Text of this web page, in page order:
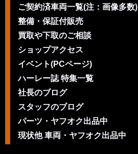
ご契約済車両一覧(注：画像多数)
整備・保証付販売
買取や下取のご相談
ショップアクセス
イベント(PCページ)
ハーレー誌 特集一覧
社長のブログ
スタッフのブログ
パーツ・ヤフオク出品中
現状他 車両・ヤフオク出品中